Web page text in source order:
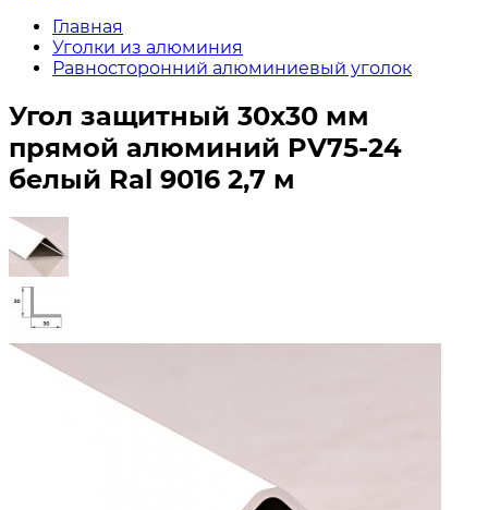
Главная
Уголки из алюминия
Равносторонний алюминиевый уголок
Угол защитный 30х30 мм
прямой алюминий PV75-24
белый Ral 9016 2,7 м